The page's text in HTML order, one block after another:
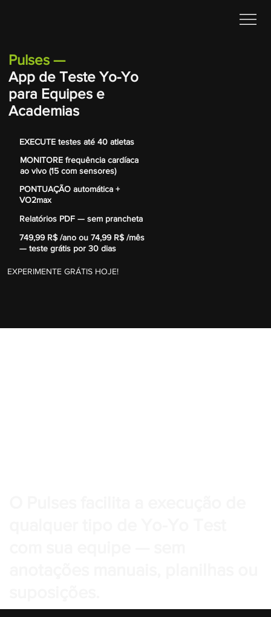
Pulses —
App de Teste Yo-Yo
para Equipes e
Academias
EXECUTE testes até 40 atletas
MONITORE frequência cardíaca
ao vivo (15 com sensores)
PONTUAÇÃO automática +
VO2max
Relatórios PDF — sem prancheta
749,99 R$ /ano ou 74,99 R$ /mês
— teste grátis por 30 dias
EXPERIMENTE GRÁTIS HOJE!